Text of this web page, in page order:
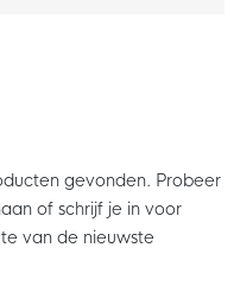
gevonden. Probeer
of schrijf je in voor
van de nieuwste